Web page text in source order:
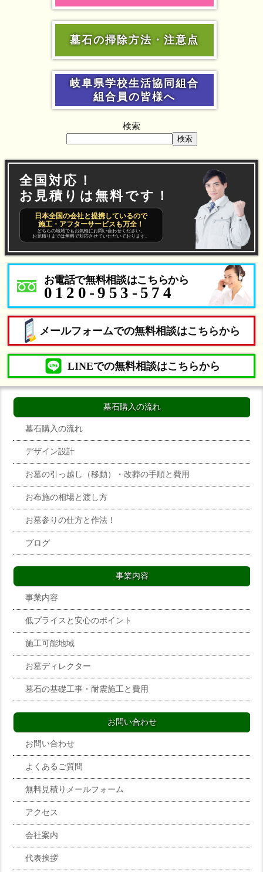
墓石の掃除方法・注意点
岐阜県学校生活協同組合
組合員の皆様へ
検索
検索
全国対応！
お見積りは無料です！
日本全国の会社と提携しているので
施工・アフターサービスも万全！
どちらの地域でもお気軽にお問い合わせください。
お見積りまでは無料で対応させていただいております。
お電話で無料相談はこちらから
0120-953-574
メールフォームでの無料相談はこちらから
LINEでの無料相談はこちらから
墓石購入の流れ
墓石購入の流れ
デザイン設計
お墓の引っ越し（移動）・改葬の手順と費用
お布施の相場と渡し方
お墓参りの仕方と作法！
ブログ
事業内容
事業内容
低プライスと安心のポイント
施工可能地域
お墓ディレクター
墓石の基礎工事・耐震施工と費用
お問い合わせ
お問い合わせ
よくあるご質問
無料見積りメールフォーム
アクセス
会社案内
代表挨拶